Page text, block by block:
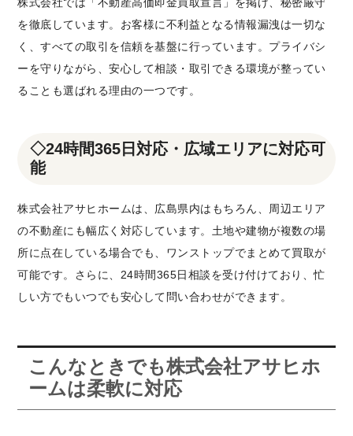
株式会社では「不動産高価即金買取宣言」を掲げ、秘密厳守
を徹底しています。お客様に不利益となる情報漏洩は一切な
く、すべての取引を信頼を基盤に行っています。プライバシ
ーを守りながら、安心して相談・取引できる環境が整ってい
ることも選ばれる理由の一つです。
◇24時間365日対応・広域エリアに対応可
能
株式会社アサヒホームは、広島県内はもちろん、周辺エリア
の不動産にも幅広く対応しています。土地や建物が複数の場
所に点在している場合でも、ワンストップでまとめて買取が
可能です。さらに、24時間365日相談を受け付けており、忙
しい方でもいつでも安心して問い合わせができます。
こんなときでも株式会社アサヒホ
ームは柔軟に対応